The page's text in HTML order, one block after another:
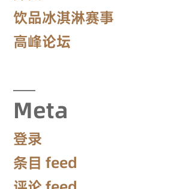
饮品冰淇淋赛事
高峰论坛
Meta
登录
条目 feed